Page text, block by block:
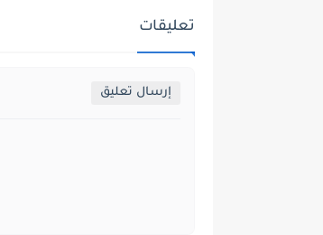
تعليقات
إرسال تعليق